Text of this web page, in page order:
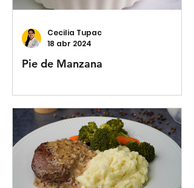
Pie de Manzana
Cecilia Tupac
18 abr 2024